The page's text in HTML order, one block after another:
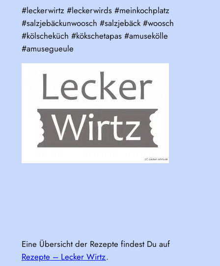
#leckerwirtz #leckerwirds #meinkochplatz
#salzjebäckunwoosch #salzjebäck #woosch
#kölscheküch #kökschetapas #amusekölle
#amusegueule
Eine Übersicht der Rezepte findest Du auf
Rezepte – Lecker Wirtz.